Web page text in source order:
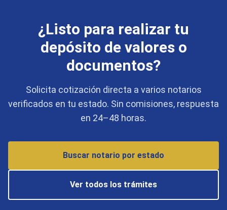
¿Listo para realizar tu
depósito de valores o
documentos?
Solicita cotización directa a varios notarios
verificados en tu estado. Sin comisiones, respuesta
en 24–48 horas.
Buscar notario por estado
Ver todos los trámites